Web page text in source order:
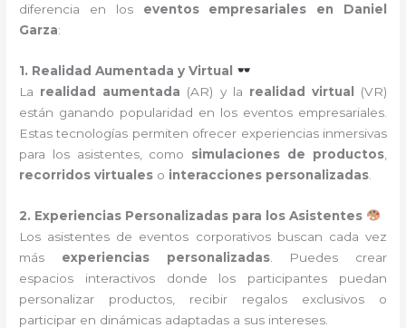
diferencia en los eventos empresariales en Daniel
Garza:
1. Realidad Aumentada y Virtual
La realidad aumentada (AR) y la realidad virtual
(VR)
están ganando popularidad en los eventos empresariales.
Estas tecnologías permiten ofrecer experiencias inmersivas
para los asistentes, como simulaciones de productos,
recorridos virtuales o interacciones personalizadas
2. Experiencias Personalizadas para los Asistentes
Los asistentes de eventos corporativos buscan cada vez
más experiencias personalizadas. Puedes crear
espacios interactivos donde los participantes puedan
personalizar productos, recibir regalos exclusivos o
participar en dinámicas adaptadas a sus intereses.